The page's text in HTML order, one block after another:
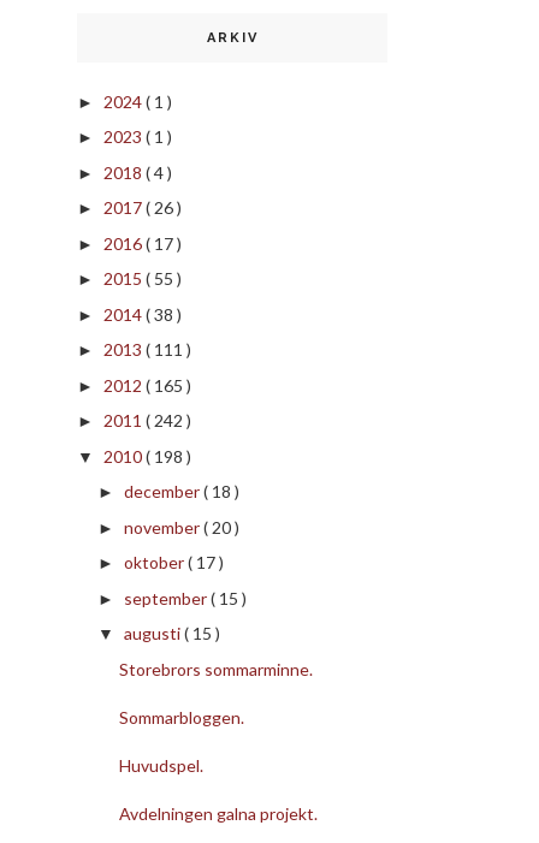
ARKIV
► 2024( 1 )
► 2023 ( 1 )
► 2018 ( 4 )
► 2017( 26 )
► 2016( 17 )
► 2015 ( 55 )
► 2014( 38 )
► 2013 ( 111 )
► 2012 ( 165 )
► 2011 ( 242 )
▼ 2010( 198 )
► december( 18 )
► november( 20 )
► oktober( 17 )
► september( 15 )
▼ augusti( 15 )
Storebrors sommarminne.
Sommarbloggen.
Huvudspel.
Avdelningen galna projekt.